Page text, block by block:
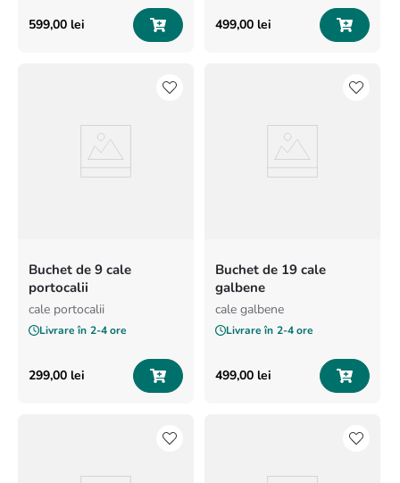
599,00 lei 499,00 lei
Buchet de 9 cale
portocalii
cale portocalii
Livrare în 2-4 ore
299,00 lei
Buchet de 19 cale
galbene
cale galbene
Livrare în 2-4 ore
499,00 lei